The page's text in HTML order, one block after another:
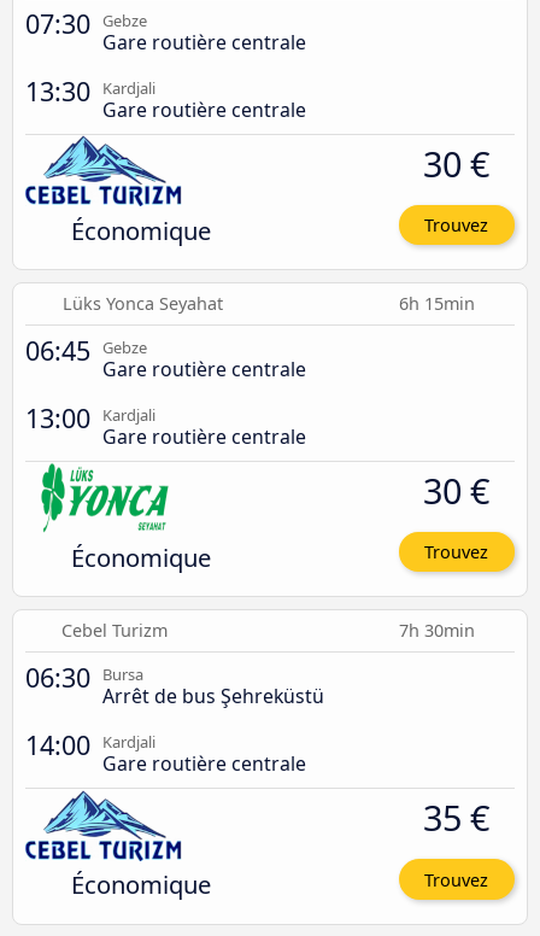
07:30 Gebze
Gare routière centrale
13:30 Kardjali
Gare routière centrale
Économique
30 €
Trouvez
Lüks Yonca Seyahat 6h 15min
06:45 Gebze
Gare routière centrale
13:00 Kardjali
Gare routière centrale
Économique
30 €
Trouvez
Cebel Turizm 7h 30min
06:30 Bursa
Arrêt de bus Şehreküstü
14:00 Kardjali
Gare routière centrale
Économique
35 €
Trouvez